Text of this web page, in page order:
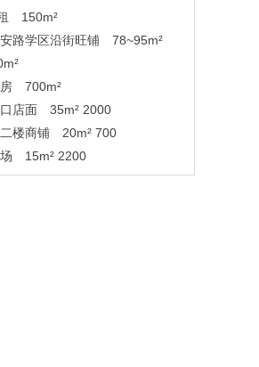
150m²
路学区沿街旺铺 78~95m²
房 700m²
店面 35m² 2000
楼商铺 20m² 700
场 15m² 2200